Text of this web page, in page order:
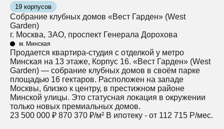
19 корпусов
Собрание клубных домов «Вест Гарден» (West
Garden)
г. Москва, ЗАО, проспект Генерала Дорохова
м. Минская
Продается квартира-студия с отделкой у метро
Минская на 13 этаже, Корпус 16. «Вест Гарден» (West
Garden) — собрание клубных домов в своём парке
площадью 16 гектаров. Расположен на западе
Москвы, близко к центру, в престижном районе
Минской улицы. Это статусная локация в окружении
только новых премиальных домов.
23 500 000 ₽ 870 370 ₽/м² В ипотеку - от 112 715 Р/мес.